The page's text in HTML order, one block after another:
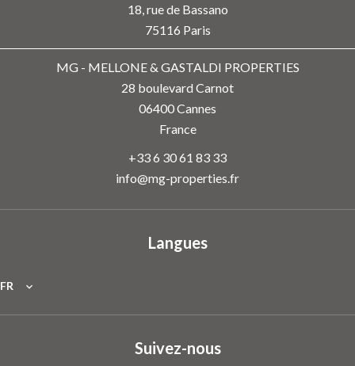
18, rue de Bassano
75116 Paris
MG - MELLONE & GASTALDI PROPERTIES
28 boulevard Carnot
06400Cannes
France
+33 6 30 61 83 33
info@mg-properties.fr
Langues
FR
Suivez-nous